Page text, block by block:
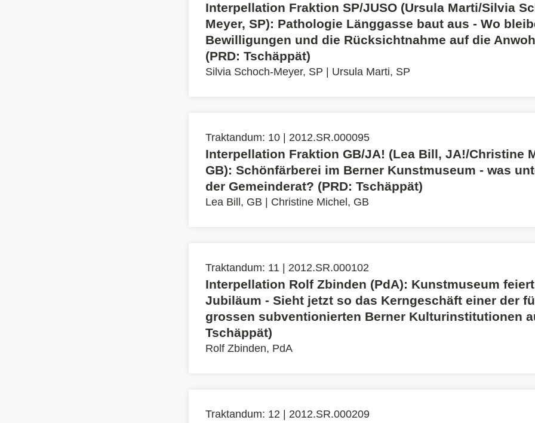
Interpellation Fraktion SP/JUSO (Ursula Marti/Silvia
Meyer, SP): Pathologie Länggasse baut aus - Wo
Bewilligungen und die Rücksichtnahme auf die
(PRD: Tschäppät)
Silvia Schoch-Meyer, SP Ursula Marti, SP
Traktandum: 10 | 2012.SR.000095
Interpellation Fraktion GB/JA! (Lea Bill, JA!/Christine
GB): Schönfärberei im Berner Kunstmuseum - was
der Gemeinderat? (PRD: Tschäppät)
Lea Bill, GB Christine Michel, GB
Traktandum: 11 | 2012.SR.000102
Interpellation Rolf Zbinden (PdA): Kunstmuseum
Jubiläum - Sieht jetzt so das Kerngeschäft einer der
grossen subventionierten Berner Kulturinstitutionen
Tschäppät)
Rolf Zbinden, PdA
Traktandum: 12 | 2012.SR.000209